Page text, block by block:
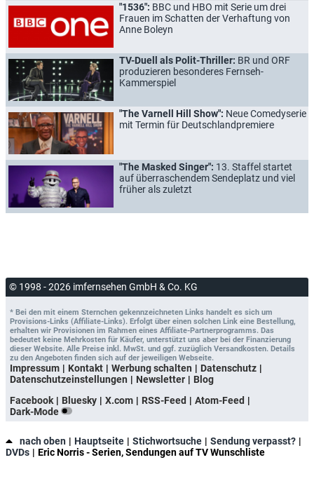
"1536": BBC und HBO mit Serie um drei
Frauen im Schatten der Verhaftung von
Anne Boleyn
TV-Duell als Polit-Thriller: BR und ORF
produzieren besonderes Fernseh-
Kammerspiel
"The Varnell Hill Show": Neue Comedyserie
mit Termin für Deutschlandpremiere
"The Masked Singer": 13. Staffel startet
auf überraschendem Sendeplatz und viel
früher als zuletzt
© 1998 - 2026 imfernsehen GmbH & Co. KG
* Bei den mit einem Sternchen gekennzeichneten Links handelt es sich um
Provisions-Links (Affiliate-Links). Erfolgt über einen solchen Link eine Bestellung,
erhalten wir Provisionen im Rahmen eines Affiliate-Partnerprogramms. Das
bedeutet keine Mehrkosten für Käufer, unterstützt uns aber bei der Finanzierung
dieser Website. Alle Preise inkl. MwSt. und ggf. zuzüglich Versandkosten. Details
zu den Angeboten finden sich auf der jeweiligen Webseite.
Impressum Kontakt Werbung schalten
Datenschutz
Datenschutzeinstellungen
Newsletter
Blog
Facebook
Bluesky X.com RSS-Feed
Atom-Feed
Dark-Mode
nach oben Hauptseite Stichwortsuche
Sendung verpasst?
DVDs
Eric Norris - Serien, Sendungen auf TV Wunschliste